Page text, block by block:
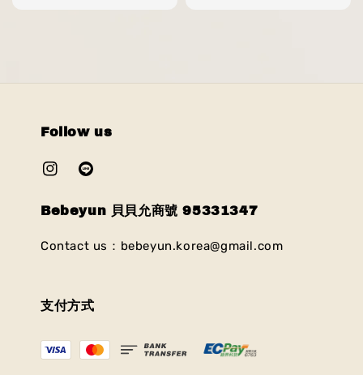
Follow us
Bebeyun 貝貝允商號 95331347
Contact us：bebeyun.korea@gmail.com
支付方式